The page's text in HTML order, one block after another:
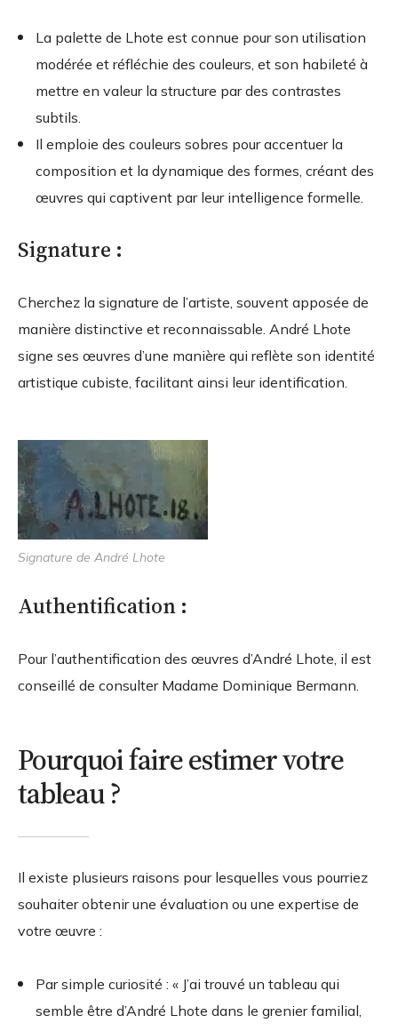
La palette de Lhote est connue pour son utilisation
modérée et réfléchie des couleurs, et son habileté à
mettre en valeur la structure par des contrastes
subtils.
Il emploie des couleurs sobres pour accentuer la
composition et la dynamique des formes, créant des
œuvres qui captivent par leur intelligence formelle.
Signature :
Cherchez la signature de l’artiste, souvent apposée de
manière distinctive et reconnaissable. André Lhote
signe ses œuvres d’une manière qui reflète son identité
artistique cubiste, facilitant ainsi leur identification.
Signature de André Lhote
Authentification :
Pour l’authentification des œuvres d’André Lhote, il est
conseillé de consulter Madame Dominique Bermann.
Pourquoi faire estimer votre
tableau ?
Il existe plusieurs raisons pour lesquelles vous pourriez
souhaiter obtenir une évaluation ou une expertise de
votre œuvre :
Par simple curiosité : « J’ai trouvé un tableau qui
semble être d’André Lhote dans le grenier familial,